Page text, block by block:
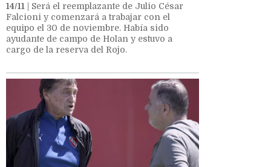
14/11
| Será el reemplazante de Julio César
Falcioni y comenzará a trabajar con el
equipo el 30 de noviembre. Había sido
ayudante de campo de Holan y estuvo a
cargo de la reserva del Rojo.